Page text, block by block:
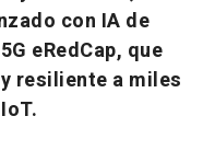
con IA de
eRedCap, que
resiliente a miles